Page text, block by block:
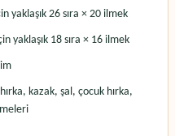
yaklaşık 26 sıra × 20 ilmek
yaklaşık 18 sıra × 16 ilmek
kazak, şal, çocuk hırka,